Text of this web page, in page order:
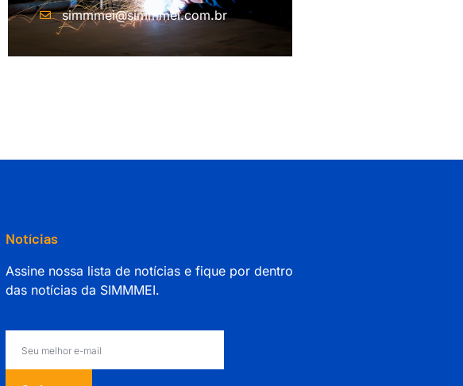
simmmei@simmmei.com.br
Notícias
Assine nossa lista de notícias e fique por dentro
das notícias da SIMMMEI.